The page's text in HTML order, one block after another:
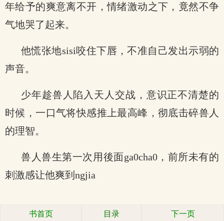
年给予的爽意离不开，情绪激动之下，竟然不争
气地哭了起来。
他慌张地sisi咬住下唇，不准自己发出示弱的
声音。
少年趁兽人陷入天人交战，意识正不清楚的
时候，一口气将快感推上最高峰，彻底击碎兽人
的理智。
兽人兽生第一次用後面ga0cha0，前所未有的
刺激感让他爽到ngjia
书首页 目录 下一页